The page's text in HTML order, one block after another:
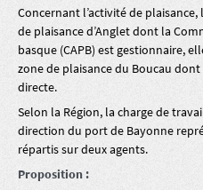
Concernant l’activité de
de plaisance d’Anglet dont la
basque (CAPB) est gestionnaire,
zone de plaisance du Boucau
directe.
Selon la Région, la charge de
direction du port de Bayonne
répartis sur deux agents.
Proposition :